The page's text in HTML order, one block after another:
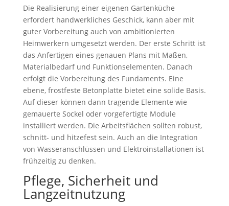
Die Realisierung einer eigenen Gartenküche
erfordert handwerkliches Geschick, kann aber mit
guter Vorbereitung auch von ambitionierten
Heimwerkern umgesetzt werden. Der erste Schritt ist
das Anfertigen eines genauen Plans mit Maßen,
Materialbedarf und Funktionselementen. Danach
erfolgt die Vorbereitung des Fundaments. Eine
ebene, frostfeste Betonplatte bietet eine solide Basis.
Auf dieser können dann tragende Elemente wie
gemauerte Sockel oder vorgefertigte Module
installiert werden. Die Arbeitsflächen sollten robust,
schnitt- und hitzefest sein. Auch an die Integration
von Wasseranschlüssen und Elektroinstallationen ist
frühzeitig zu denken.
Pflege, Sicherheit und
Langzeitnutzung